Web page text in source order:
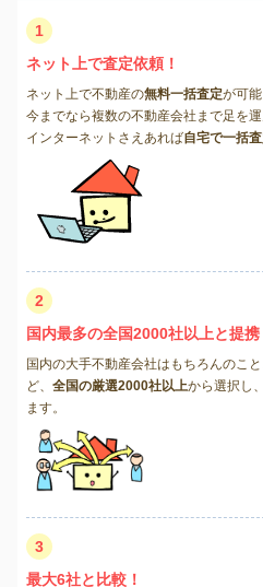
1
ネット上で査定依頼！
ネット上で不動産の無料一括査定が可能
今までなら複数の不動産会社まで足を
インターネットさえあれば自宅で一括
2
国内最多の全国2000社以上と提携
国内の大手不動産会社はもちろんのこ
ど、 全国の厳選2000社以上から選択し
ます。
3
最大6社と比較！